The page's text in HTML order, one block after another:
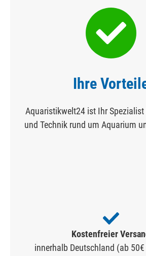
Ihre
Aquaristikwelt24 ist Ihr
und Technik rund um Aquarium
Kostenfreier
innerhalb Deutschland (ab